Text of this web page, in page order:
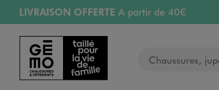
Aller au contenu principal
Aller à la navigation
LIVRAISON OFFERTE A partir de 40€
RETRAIT ET LIVRAISON OFFERTE
RÉSERVATION GRATUITE
4h en magasin
Retours OFFERTSpendant 30 jours